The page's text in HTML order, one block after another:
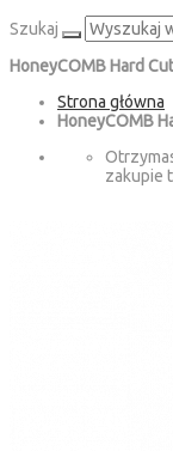
Szukaj
HoneyCOMB Hard
Strona główna
HoneyCOMB
zakupie